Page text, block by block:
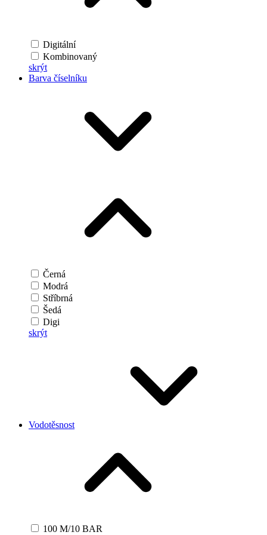
Digitální
Kombinovaný
skrýt
Barva číselníku
Černá
Modrá
Stříbrná
Šedá
Digi
skrýt
Vodotěsnost
100 M/10 BAR